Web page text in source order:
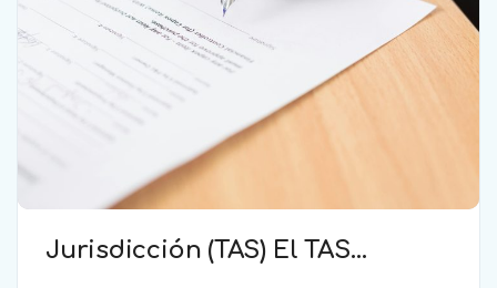
Jurisdicción (TAS) El TAS